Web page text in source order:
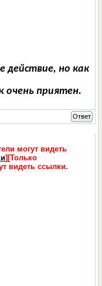
действие, но как
очень приятен.
Ответ
могут видеть
] [Только
видеть ссылки.